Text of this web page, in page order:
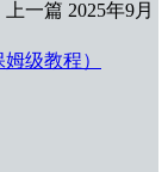
上一篇 2025年9月
级教程）